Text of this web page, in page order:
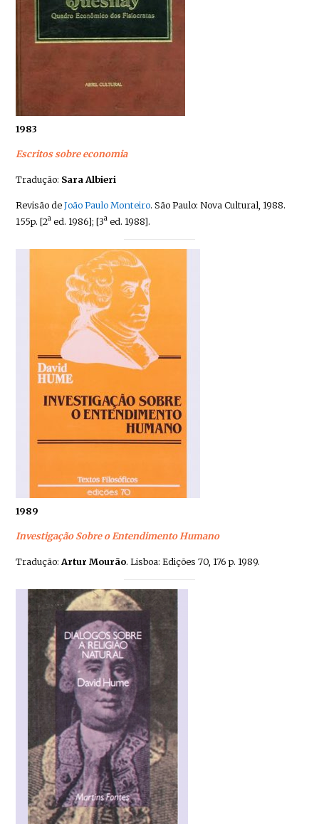
1983
Escritos sobre economia
Tradução: Sara Albieri
Revisão deJoão Paulo Monteiro. São Paulo: Nova Cultural, 1988.
155p. [2a ed. 1986]; [3a ed. 1988].
1989
Investigação Sobre o Entendimento Humano
Tradução:Artur Mourão. Lisboa: Edições 70, 176 p. 1989.